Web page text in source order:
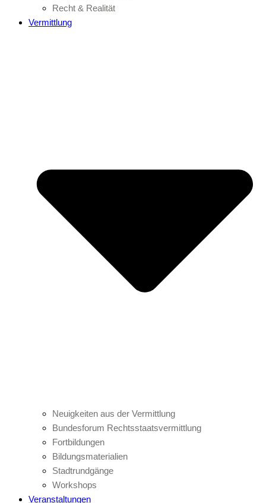
Recht & Realität
Vermittlung
Neuigkeiten aus der Vermittlung
Bundesforum Rechtsstaatsvermittlung
Fortbildungen
Bildungsmaterialien
Stadtrundgänge
Workshops
Veranstaltungen